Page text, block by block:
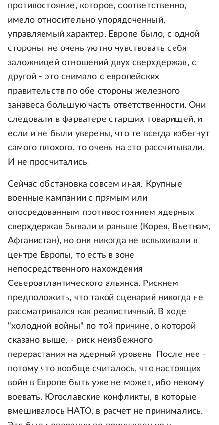
противостояние, которое, соответственно,
имело относительно упорядоченный,
управляемый характер. Европе было, с одной
стороны, не очень уютно чувствовать себя
заложницей отношений двух сверхдержав, с
другой - это снимало с европейских
правительств по обе стороны железного
занавеса большую часть ответственности. Они
следовали в фарватере старших товарищей, и
если и не были уверены, что те всегда избегнут
самого плохого, то очень на это рассчитывали.
И не просчитались.
Сейчас обстановка совсем иная. Крупные
военные кампании с прямым или
опосредованным противостоянием ядерных
сверхдержав бывали и раньше (Корея, Вьетнам,
Афганистан), но они никогда не вспыхивали в
центре Европы, то есть в зоне
непосредственного нахождения
Североатлантического альянса. Рискнем
предположить, что такой сценарий никогда не
рассматривался как реалистичный. В ходе
"холодной войны" по той причине, о которой
сказано выше, - риск неизбежного
перерастания на ядерный уровень. После нее -
потому что вообще считалось, что настоящих
войн в Европе быть уже не может, ибо некому
воевать. Югославские конфликты, в которые
вмешивалось НАТО, в расчет не принимались.